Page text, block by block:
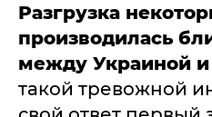
Разгрузка
производилась
между Украиной
такой тревожной